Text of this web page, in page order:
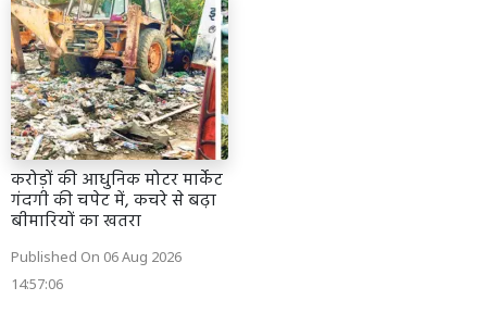
करोड़ों की आधुनिक मोटर मार्केट
गंदगी की चपेट में, कचरे से बढ़ा
बीमारियों का खतरा
Published On 06 Aug 2026
14:57:06